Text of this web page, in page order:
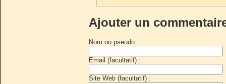
Ajouter un
Nom ou pseudo :
Email (facultatif) :
Site Web (facultatif) :